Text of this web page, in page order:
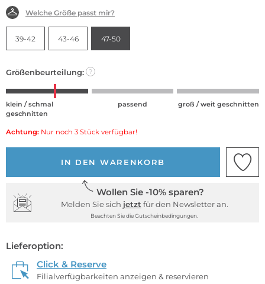
Welche Größe passt mir?
39-42 43-46 47-50
Größenbeurteilung: ?
klein / schmal
geschnitten
passend groß / weit geschnitten
Achtung: Nur noch 3 Stück verfügbar!
IN DEN WARENKORB
Wollen Sie -10% sparen?
Melden Sie sich jetzt für den Newsletter an.
Beachten Sie die Gutscheinbedingungen.
Lieferoption:
Click & Reserve
Filialverfügbarkeiten anzeigen & reservieren